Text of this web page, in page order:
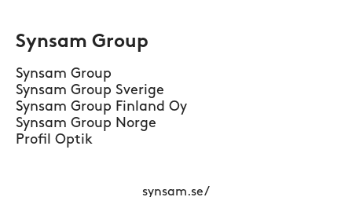
Synsam Group
Synsam Group
Synsam Group Sverige
Synsam Group Finland Oy
Synsam Group Norge
Profil Optik
synsam.se/